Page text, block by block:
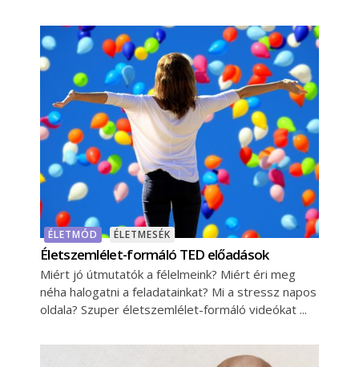
ÉLETMÓD ÉLETMESÉK
Életszemlélet-formáló TED előadások
Miért jó útmutatók a félelmeink? Miért éri meg
néha halogatni a feladatainkat? Mi a stressz napos
oldala? Szuper életszemlélet-formáló videókat